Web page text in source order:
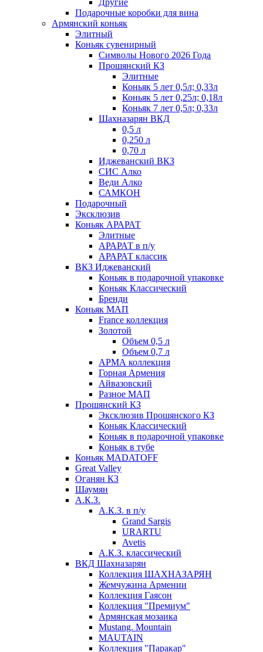
Другие
Подарочные коробки для вина
Армянский коньяк
Элитный
Коньяк сувенирный
Символы Нового 2026 Года
Прошянский КЗ
Элитные
Коньяк 5 лет 0,5л; 0,33л
Коньяк 5 лет 0,25л; 0,18л
Коньяк 7 лет 0,5л; 0,33л
Шахназарян ВКД
0,5 л
0,250 л
0,70 л
Иджеванский ВКЗ
СИС Алко
Веди Алко
САМКОН
Подарочный
Эксклюзив
Коньяк АРАРАТ
Элитные
АРАРАТ в п/у
АРАРАТ классик
ВКЗ Иджеванский
Коньяк в подарочной упаковке
Коньяк Классический
Бренди
Коньяк МАП
France коллекция
Золотой
Объем 0,5 л
Объем 0,7 л
АРМА коллекция
Горная Армения
Айвазовский
Разное МАП
Прошянский КЗ
Эксклюзив Прошянского КЗ
Коньяк Классический
Коньяк в подарочной упаковке
Коньяк в тубе
Коньяк MADATOFF
Great Valley
Оганян КЗ
Шаумян
А.К.З.
А.К.З. в п/у
Grand Sargis
URARTU
Avetis
А.К.З. классический
ВКД Шахназарян
Коллекция ШАХНАЗАРЯН
Жемчужина Армении
Коллекция Гаясон
Коллекция "Премиум"
Армянская мозаика
Mustang. Mountain
MAUTAIN
Коллекция "Паракар"